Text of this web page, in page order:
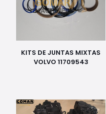
KITS DE JUNTAS MIXTAS
VOLVO 11709543